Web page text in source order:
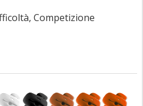
Competizione